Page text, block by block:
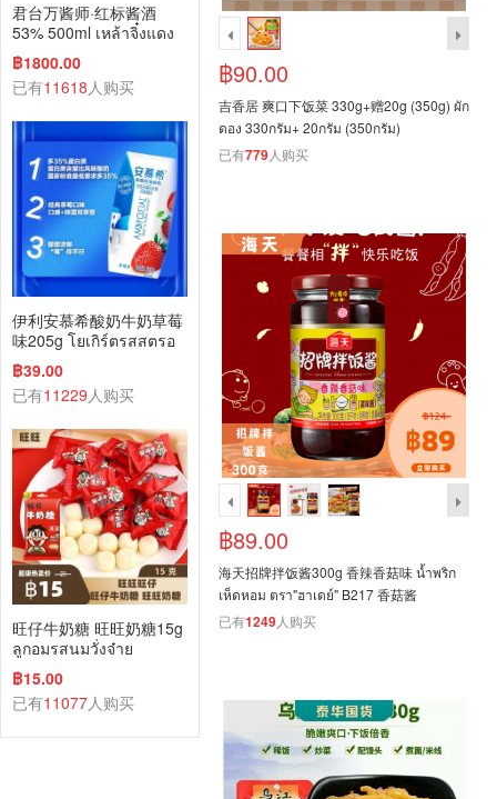
君台万酱师·红标酱酒
53% 500ml เหล้าจิ๋งแดง
ว่านเจียงซือ 53% 500m
฿1800.00
已有11618人购买
伊利安慕希酸奶牛奶草莓
味205g โยเกิร์ตรสสตรอ
เบอร์รี่ 205g
฿39.00
已有11229人购买
旺仔牛奶糖 旺旺奶糖15g
ลูกอมรสนมวั่งจ๋าย
฿15.00
已有11077人购买
฿90.00
吉香居 爽口下饭菜 330g+赠20g (350g) ผัก
ดอง 330กรัม+ 20กรัม (350กรัม)
已有779人购买
฿89.00
海天招牌拌饭酱300g 香辣香菇味 น้ำพริก
เห็ดหอม ตรา"ฮาเดย์" B217 香菇酱
已有1249人购买